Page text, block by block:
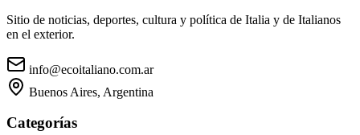
Sitio de noticias, deportes, cultura y política de Italia y de Italianos
en el exterior.
info@ecoitaliano.com.ar
Buenos Aires, Argentina
Categorías